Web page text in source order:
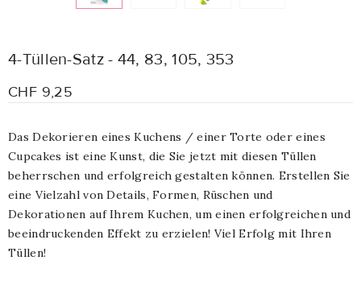
4-Tüllen-Satz - 44, 83, 105, 353
CHF 9,25
Das Dekorieren eines Kuchens / einer Torte oder eines
Cupcakes ist eine Kunst, die Sie jetzt mit diesen Tüllen
beherrschen und erfolgreich gestalten können. Erstellen Sie
eine Vielzahl von Details, Formen, Rüschen und
Dekorationen auf Ihrem Kuchen, um einen erfolgreichen und
beeindruckenden Effekt zu erzielen! Viel Erfolg mit Ihren
Tüllen!